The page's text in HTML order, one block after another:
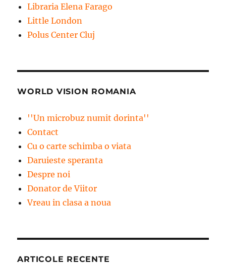
Libraria Elena Farago
Little London
Polus Center Cluj
WORLD VISION ROMANIA
''Un microbuz numit dorinta''
Contact
Cu o carte schimba o viata
Daruieste speranta
Despre noi
Donator de Viitor
Vreau in clasa a noua
ARTICOLE RECENTE